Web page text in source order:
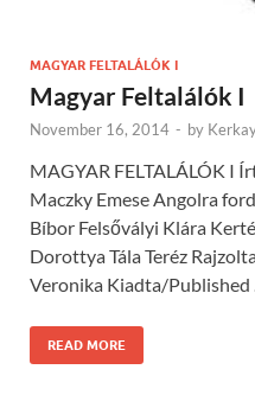
MAGYAR FELTALÁLÓK I
Magyar Feltalálók I
November 16, 2014 - by
MAGYAR FELTALÁLÓK I
Maczky Emese Angolra
Bíbor Felsővályi Klára
Dorottya Tála Teréz
Veronika Kiadta/Published
READ MORE